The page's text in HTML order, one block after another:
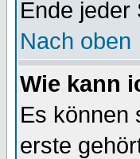
Ende jeder
Nach oben
Wie kann
Es können
erste